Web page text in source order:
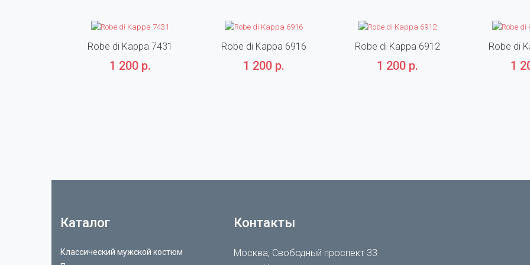
Robe di Kappa 7431
1 200 р.
Robe di Kappa 6916
1 200 р.
Robe di Kappa 6912
1 200 р.
Robe di
1
Каталог
Классический мужской костюм
Контакты
Москва, Свободный проспект 33